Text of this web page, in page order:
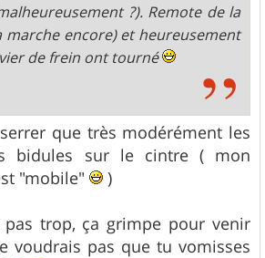
?). Remote de la
marche encore) et heureusement
de frein ont tourné
que très modérément les
bidules sur le cintre ( mon
"mobile"
)
trop, ça grimpe pour venir
voudrais pas que tu vomisses